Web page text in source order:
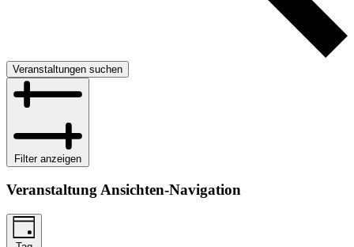
Veranstaltungen suchen
Filter anzeigen
Veranstaltung Ansichten-Navigation